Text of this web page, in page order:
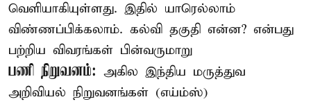
வெளியாகியுள்ளது. இதில் யாரெல்லாம்
விண்ணப்பிக்கலாம். கல்வி தகுதி என்ன? என்பது
பற்றிய விவரங்கள் பின்வருமாறு
பணி நிறுவனம்: அகில இந்திய மருத்துவ
அறிவியல் நிறுவனங்கள் (எய்ம்ஸ்)